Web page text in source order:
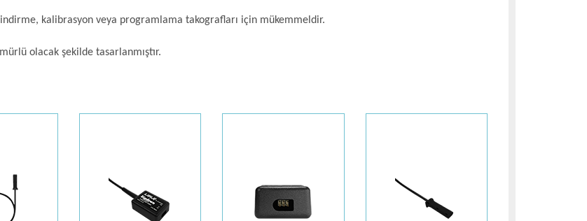
kalibrasyon veya programlama takografları için mükemmeldir.
olacak şekilde tasarlanmıştır.